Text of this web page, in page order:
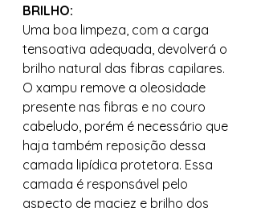
BRILHO:
Uma boa limpeza, com a carga
tensoativa adequada, devolverá o
brilho natural das fibras capilares.
O xampu remove a oleosidade
presente nas fibras e no couro
cabeludo, porém é necessário que
haja também reposição dessa
camada lipídica protetora. Essa
camada é responsável pelo
aspecto de maciez e brilho dos